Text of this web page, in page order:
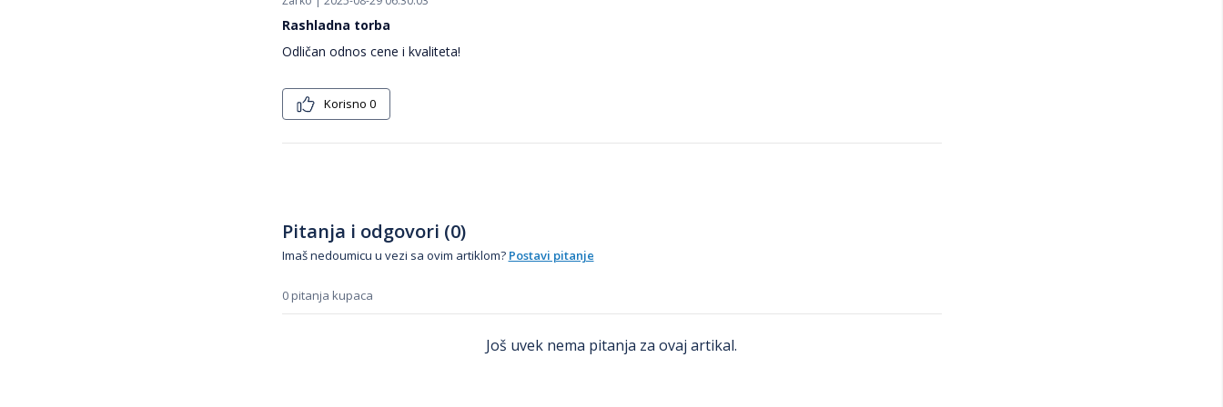
Rashladna torba
Odličan odnos cene i kvaliteta!
Korisno 0
Pitanja i odgovori (0)
Imaš nedoumicu u vezi sa ovim artiklom? Postavi pitanje
0 pitanja kupaca
Još uvek nema pitanja za ovaj artikal.